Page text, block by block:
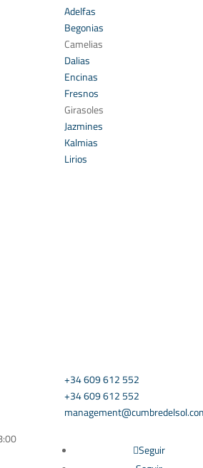
Adelfas
Begonias
Camelias
Dalias
Encinas
Fresnos
Girasoles
Jazmines
Kalmias
Lirios
+34 609 612 552
+34 609 612 552
Seguir